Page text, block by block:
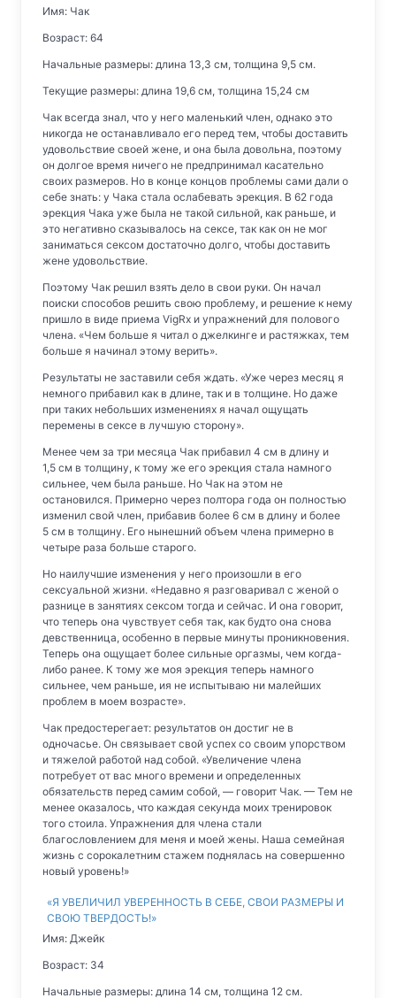
Имя: Чак
Возраст: 64
Начальные размеры: длина 13,3 см, толщина 9,5 см.
Текущие размеры: длина 19,6 см, толщина 15,24 см
Чак всегда знал, что у него маленький член, однако это
никогда не останавливало его перед тем, чтобы доставить
удовольствие своей жене, и она была довольна, поэтому
он долгое время ничего не предпринимал касательно
своих размеров. Но в конце концов проблемы сами дали о
себе знать: у Чака стала ослабевать эрекция. В 62 года
эрекция Чака уже была не такой сильной, как раньше, и
это негативно сказывалось на сексе, так как он не мог
заниматься сексом достаточно долго, чтобы доставить
жене удовольствие.
Поэтому Чак решил взять дело в свои руки. Он начал
поиски способов решить свою проблему, и решение к нему
пришло в виде приема VigRx и упражнений для полового
члена. «Чем больше я читал о джелкинге и растяжках, тем
больше я начинал этому верить».
Результаты не заставили себя ждать. «Уже через месяц я
немного прибавил как в длине, так и в толщине. Но даже
при таких небольших изменениях я начал ощущать
перемены в сексе в лучшую сторону».
Менее чем за три месяца Чак прибавил 4 см в длину и
1,5 см в толщину, к тому же его эрекция стала намного
сильнее, чем была раньше. Но Чак на этом не
остановился. Примерно через полтора года он полностью
изменил свой член, прибавив более 6 см в длину и более
5 см в толщину. Его нынешний объем члена примерно в
четыре раза больше старого.
Но наилучшие изменения у него произошли в его
сексуальной жизни. «Недавно я разговаривал с женой о
разнице в занятиях сексом тогда и сейчас. И она говорит,
что теперь она чувствует себя так, как будто она снова
девственница, особенно в первые минуты проникновения.
Теперь она ощущает более сильные оргазмы, чем когда-
либо ранее. К тому же моя эрекция теперь намного
сильнее, чем раньше, ия не испытываю ни малейших
проблем в моем возрасте».
Чак предостерегает: результатов он достиг не в
одночасье. Он связывает свой успех со своим упорством
и тяжелой работой над собой. «Увеличение члена
потребует от вас много времени и определенных
обязательств перед самим собой, — говорит Чак. — Тем не
менее оказалось, что каждая секунда моих тренировок
того стоила. Упражнения для члена стали
благословлением для меня и моей жены. Наша семейная
жизнь с сорокалетним стажем поднялась на совершенно
новый уровень!»
«Я УВЕЛИЧИЛ УВЕРЕННОСТЬ В СЕБЕ, СВОИ РАЗМЕРЫ И
СВОЮ ТВЕРДОСТЬ!»
Имя: Джейк
Возраст: 34
Начальные размеры: длина 14 см, толщина 12 см.